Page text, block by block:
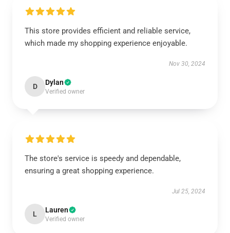
This store provides efficient and reliable service,
which made my shopping experience enjoyable.
Nov 30, 2024
D Dylan
Verified owner
The store's service is speedy and dependable,
ensuring a great shopping experience.
Jul 25, 2024
L Lauren
Verified owner